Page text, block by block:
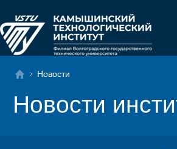
Новости
Новости